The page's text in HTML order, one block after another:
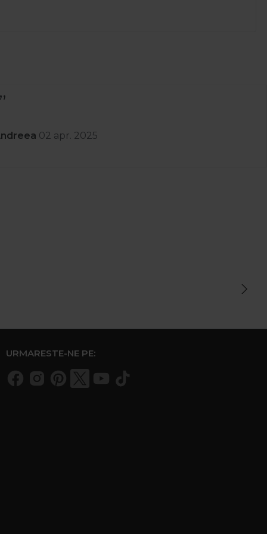
venit rapid prompți cu lucruri de calitate am luat ceva
.Recomand
URMARESTE-NE PE: